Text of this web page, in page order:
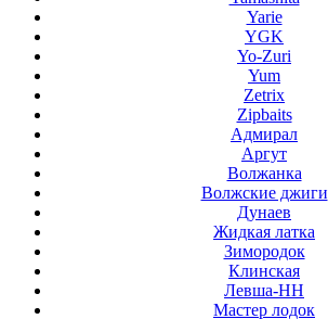
Yarie
YGK
Yo-Zuri
Yum
Zetrix
Zipbaits
Адмирал
Аргут
Волжанка
Волжские джиги
Дунаев
Жидкая латка
Зимородок
Клинская
Левша-НН
Мастер лодок